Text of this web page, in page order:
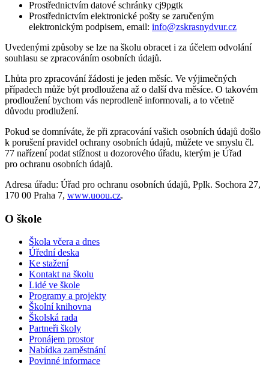
Prostřednictvím datové schránky cj9pgtk
Prostřednictvím elektronické pošty se zaručeným
elektronickým podpisem, email: info@zskrasnydvur.cz
Uvedenými způsoby se lze na školu obracet i za účelem odvolání
souhlasu se zpracováním osobních údajů.
Lhůta pro zpracování žádosti je jeden měsíc. Ve výjimečných
případech může být prodloužena až o další dva měsíce. O takovém
prodloužení bychom vás neprodleně informovali, a to včetně
důvodu prodlužení.
Pokud se domníváte, že při zpracování vašich osobních údajů došlo
k porušení pravidel ochrany osobních údajů, můžete ve smyslu čl.
77 nařízení podat stížnost u dozorového úřadu, kterým je Úřad
pro ochranu osobních údajů.
Adresa úřadu: Úřad pro ochranu osobních údajů, Pplk. Sochora 27,
170 00 Praha 7, www.uoou.cz.
O škole
Škola včera a dnes
Úřední deska
Ke stažení
Kontakt na školu
Lidé ve škole
Programy a projekty
Školní knihovna
Školská rada
Partneři školy
Pronájem prostor
Nabídka zaměstnání
Povinné informace